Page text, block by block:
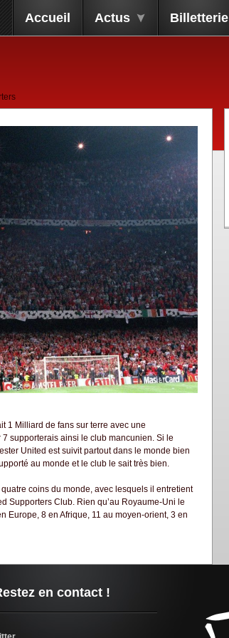
Accueil Actus Billetterie
1 Milliard de fans sur terre avec une
supporterais ainsi le club mancunien. Si le
United est suivit partout dans le monde bien
au monde et le club le sait très bien.
coins du monde, avec lesquels il entretient
Supporters Club. Rien qu’au Royaume-Uni le
Europe, 8 en Afrique, 11 au moyen-orient, 3 en
en contact !